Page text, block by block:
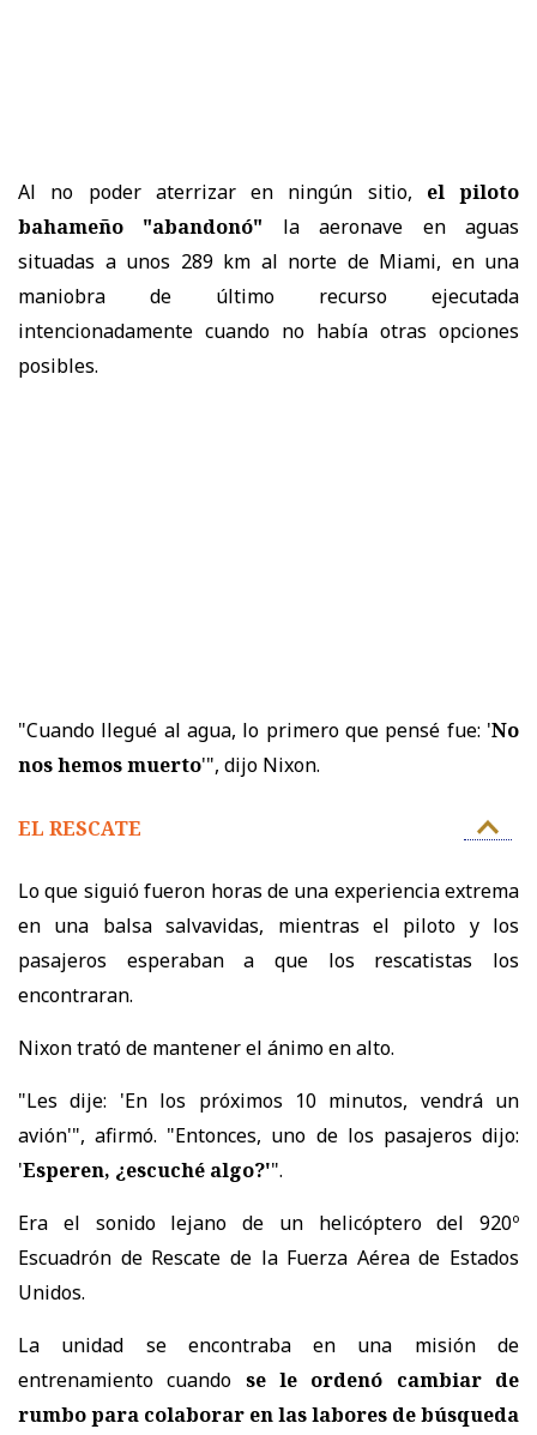
Al no poder aterrizar en ningún sitio, el piloto
bahameño "abandonó" la aeronave en aguas
situadas a unos 289 km al norte de Miami, en una
maniobra de último recurso ejecutada
intencionadamente cuando no había otras opciones
posibles.
"Cuando llegué al agua, lo primero que pensé fue: 'No
nos hemos muerto'", dijo Nixon.
EL RESCATE
Lo que siguió fueron horas de una experiencia extrema
en una balsa salvavidas, mientras el piloto y los
pasajeros esperaban a que los rescatistas los
encontraran.
Nixon trató de mantener el ánimo en alto.
"Les dije: 'En los próximos 10 minutos, vendrá un
avión'", afirmó. "Entonces, uno de los pasajeros dijo:
'Esperen, ¿escuché algo?'".
Era el sonido lejano de un helicóptero del 920º
Escuadrón de Rescate de la Fuerza Aérea de Estados
Unidos.
La unidad se encontraba en una misión de
entrenamiento cuando se le ordenó cambiar de
rumbo para colaborar en las labores de búsqueda